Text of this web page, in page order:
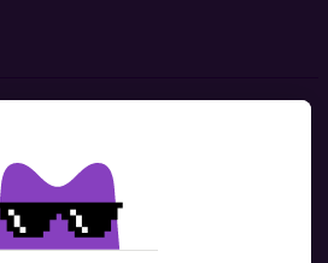
Kontaktiere uns